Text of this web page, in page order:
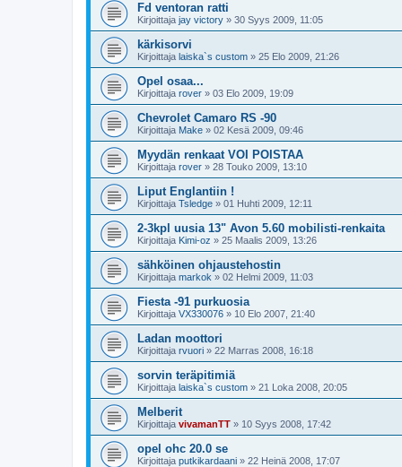
Fd ventoran ratti
Kirjoittaja jay victory » 30 Syys 2009, 11:05
kärkisorvi
Kirjoittaja laiska`s custom » 25 Elo 2009, 21:26
Opel osaa...
Kirjoittaja rover » 03 Elo 2009, 19:09
Chevrolet Camaro RS -90
Kirjoittaja Make » 02 Kesä 2009, 09:46
Myydän renkaat VOI POISTAA
Kirjoittaja rover » 28 Touko 2009, 13:10
Liput Englantiin !
Kirjoittaja Tsledge » 01 Huhti 2009, 12:11
2-3kpl uusia 13" Avon 5.60 mobilisti-renkaita
Kirjoittaja Kimi-oz » 25 Maalis 2009, 13:26
sähköinen ohjaustehostin
Kirjoittaja markok » 02 Helmi 2009, 11:03
Fiesta -91 purkuosia
Kirjoittaja VX330076 » 10 Elo 2007, 21:40
Ladan moottori
Kirjoittaja rvuori » 22 Marras 2008, 16:18
sorvin teräpitimiä
Kirjoittaja laiska`s custom » 21 Loka 2008, 20:05
Melberit
Kirjoittaja vivamanTT » 10 Syys 2008, 17:42
opel ohc 20.0 se
Kirjoittaja putkikardaani » 22 Heinä 2008, 17:07